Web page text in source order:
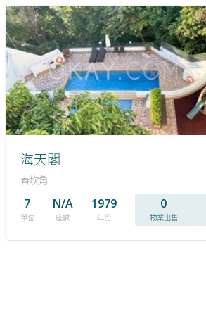
海天閣
舂坎角
7
單位
N/A
座數
1979
年份
0
物業出售